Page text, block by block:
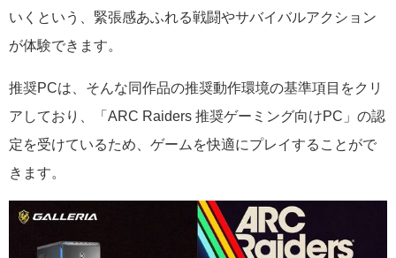
いくという、緊張感あふれる戦闘やサバイバルアクション
が体験できます。
推奨PCは、そんな同作品の推奨動作環境の基準項目をクリ
アしており、「ARC Raiders 推奨ゲーミング向けPC」の認
定を受けているため、ゲームを快適にプレイすることがで
きます。